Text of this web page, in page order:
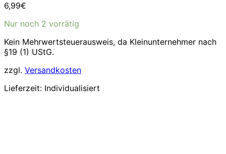
6,99€
Nur noch 2 vorrätig
Kein Mehrwertsteuerausweis, da Kleinunternehmer nach
§19 (1) UStG.
zzgl. Versandkosten
Lieferzeit: Individualisiert